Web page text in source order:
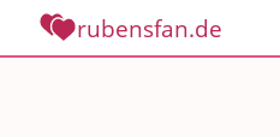
rubensfan.de